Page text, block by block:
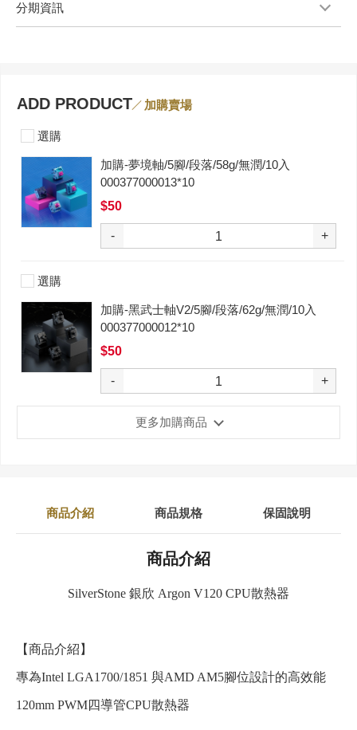
分期資訊
ADD PRODUCT 加購賣場
選購
加購-夢境軸/5腳/段落/58g/無潤/10入
000377000013*10
$50
- +
選購
加購-黑武士軸V2/5腳/段落/62g/無潤/10入
000377000012*10
$50
- +
更多加購商品
商品介紹 商品規格 保固說明
商品介紹
SilverStone 銀欣 Argon V120 CPU散熱器
【商品介紹】
專為Intel LGA1700/1851 與AMD AM5腳位設計的高效能
120mm PWM四導管CPU散熱器